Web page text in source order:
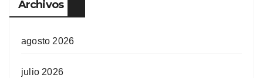
Archivos
agosto 2026
julio 2026